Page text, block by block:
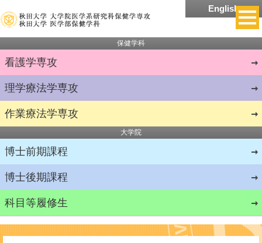
English
保健学科
看護学専攻
理学療法学専攻
作業療法学専攻
大学院
博士前期課程
博士後期課程
科目等履修生